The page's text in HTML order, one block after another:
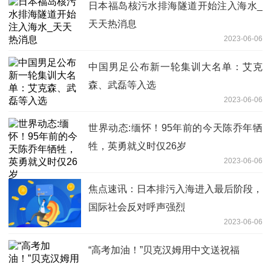
日本福岛核污水排海隧道开始注入海水_
天天热消息
2023-06-06
中国男足公布新一轮集训大名单：艾克
森、武磊等入选
2023-06-06
世界动态:缅怀！95年前的今天陈乔年牺
牲，英勇就义时仅26岁
2023-06-06
焦点速讯：日本排污入海进入最后阶段，
国际社会反对呼声强烈
2023-06-06
“高考加油！”贝克汉姆用中文送祝福